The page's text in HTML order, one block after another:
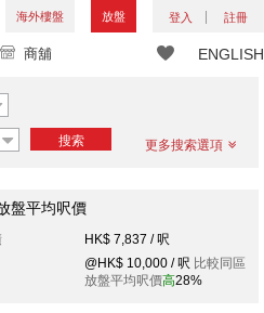
海外樓盤 放盤 登入 註冊
ENGLISH
商舖
搜索 更多搜索選項
盤平均呎價
HK$ 7,837 / 呎
@HK$ 10,000 / 呎 比較同區
放盤平均呎價高28%